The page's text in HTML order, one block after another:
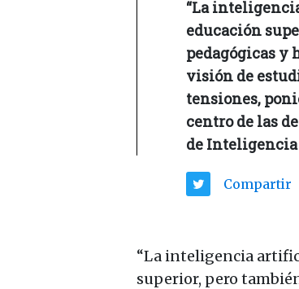
“La
educación
pedagógicas y
visión de
tensiones,
centro de las
de
Compartir
“La inteligencia
superior, pero